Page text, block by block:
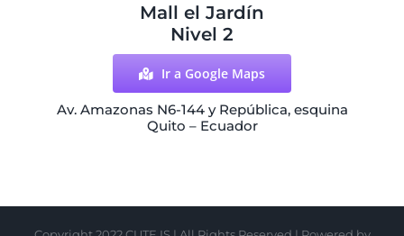
Mall el Jardín
Nivel 2
Ir a Google Maps
Av. Amazonas N6-144 y República, esquina
Quito – Ecuador